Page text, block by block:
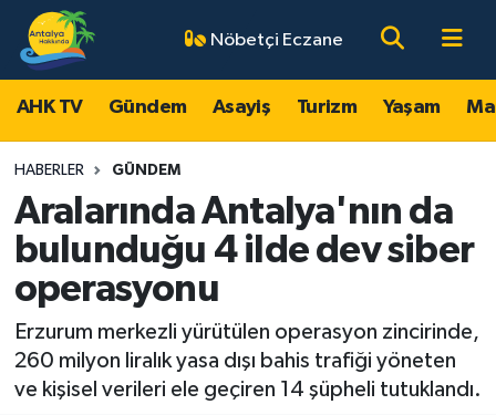
Nöbetçi Eczane
AHK TV Gündem Asayiş Turizm Yaşam
HABERLER GÜNDEM
Aralarında Antalya'nın da
bulunduğu 4 ilde dev siber
operasyonu
Erzurum merkezli yürütülen operasyon zincirinde,
260 milyon liralık yasa dışı bahis trafiği yöneten
ve kişisel verileri ele geçiren 14 şüpheli tutuklandı.
AHK TV
Gündem
Asayiş
Turizm
Magazin
Antalya Nöbetçi Eczaneler
Antalya Hava Durumu
Antalya Namaz Vakitleri
Antalya Trafik Yoğunluk Haritası
Süper Lig Puan Durumu ve Fikstür
Tüm Manşetler